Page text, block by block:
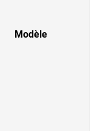
Modèle